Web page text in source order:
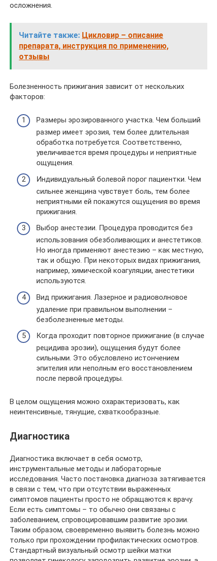
осложнения.
Читайте также: Цикловир – описание
препарата, инструкция по применению,
отзывы
Болезненность прижигания зависит от нескольких
факторов:
Размеры эрозированного участка. Чем больший
размер имеет эрозия, тем более длительная
обработка потребуется. Соответственно,
увеличивается время процедуры и неприятные
ощущения.
Индивидуальный болевой порог пациентки. Чем
сильнее женщина чувствует боль, тем более
неприятными ей покажутся ощущения во время
прижигания.
Выбор анестезии. Процедура проводится без
использования обезболивающих и анестетиков.
Но иногда применяют анестезию – как местную,
так и общую. При некоторых видах прижигания,
например, химической коагуляции, анестетики
используются.
Вид прижигания. Лазерное и радиоволновое
удаление при правильном выполнении –
безболезненные методы.
Когда проходит повторное прижигание (в случае
рецидива эрозии), ощущения будут более
сильными. Это обусловлено истончением
эпителия или неполным его восстановлением
после первой процедуры.
В целом ощущения можно охарактеризовать, как
неинтенсивные, тянущие, схваткообразные.
Диагностика
Диагностика включает в себя осмотр,
инструментальные методы и лабораторные
исследования. Часто постановка диагноза затягивается
в связи с тем, что при отсутствии выраженных
симптомов пациенты просто не обращаются к врачу.
Если есть симптомы – то обычно они связаны с
заболеванием, спровоцировавшим развитие эрозии.
Таким образом, своевременно выявить болезнь можно
только при прохождении профилактических осмотров.
Стандартный визуальный осмотр шейки матки